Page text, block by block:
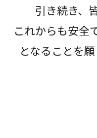
引き続き、
これからも安全
となることを